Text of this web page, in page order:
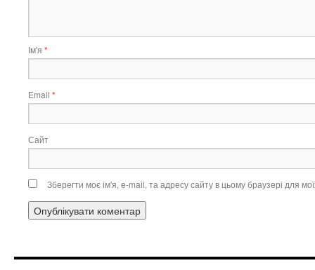
Ім'я *
Email *
Сайт
Зберегти моє ім'я, e-mail, та адресу сайту в цьому браузері для